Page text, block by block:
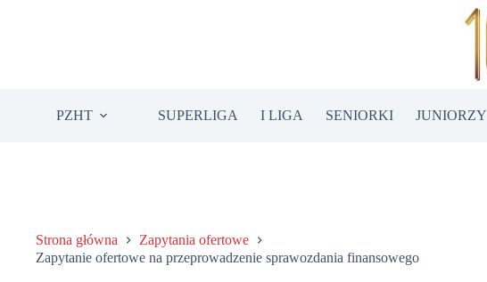
PZHT SUPERLIGA I LIGA SENIORKI JUNIORZY
Strona główna
Zapytania ofertowe
Zapytanie ofertowe na przeprowadzenie sprawozdania finansowego